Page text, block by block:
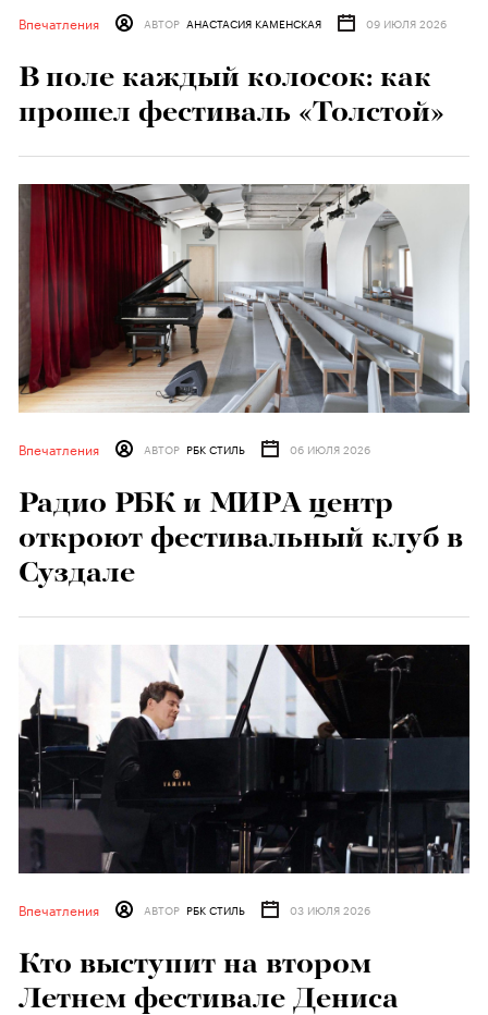
Впечатления АВТОР АНАСТАСИЯ КАМЕНСКАЯ 09 ИЮЛЯ 2026
В поле каждый колосок: как
прошел фестиваль «Толстой»
Впечатления АВТОР РБК СТИЛЬ 06 ИЮЛЯ 2026
Радио РБК и МИРА центр
откроют фестивальный клуб в
Суздале
Впечатления АВТОР РБК СТИЛЬ 03 ИЮЛЯ 2026
Кто выступит на втором
Летнем фестивале Дениса